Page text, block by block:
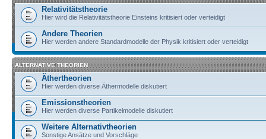
Relativitätstheorie
Hier wird die Relativitätstheorie Einsteins kritisiert oder verteidigt
Andere Theorien
Hier werden andere Standardmodelle der Physik kritisiert oder verteidigt
ALTERNATIVE THEORIEN
Äthertheorien
Hier werden diverse Äthermodelle diskutiert
Emissionstheorien
Hier werden diverse Partikelmodelle diskutiert
Weitere Alternativtheorien
Sonstige Ansätze und Vorschläge